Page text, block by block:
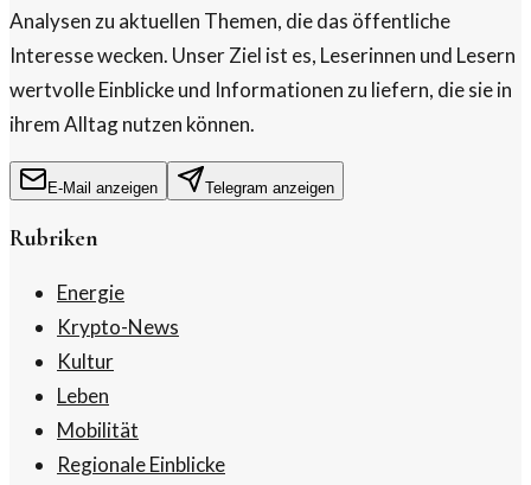
Analysen zu aktuellen Themen, die das öffentliche
Interesse wecken. Unser Ziel ist es, Leserinnen und Lesern
wertvolle Einblicke und Informationen zu liefern, die sie in
ihrem Alltag nutzen können.
E-Mail anzeigen Telegram anzeigen
Rubriken
Energie
Krypto-News
Kultur
Leben
Mobilität
Regionale Einblicke